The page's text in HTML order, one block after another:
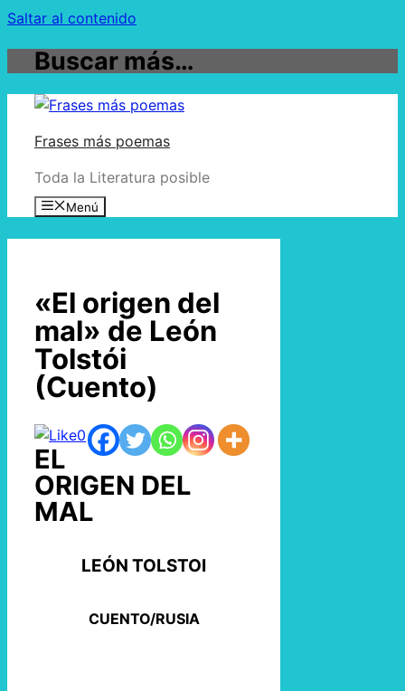
Saltar al contenido
Buscar más…
Frases más poemas
Toda la Literatura posible
Menú
«El origen del
mal» de León
Tolstói
(Cuento)
0
EL
ORIGEN DEL
MAL
LEÓN TOLSTOI
CUENTO/RUSIA